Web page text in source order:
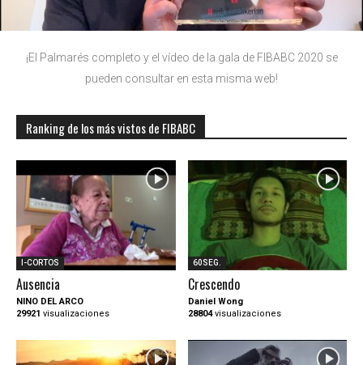
¡El Palmarés completo y el vídeo de la gala de FIBABC 2020 se
pueden consultar en esta misma web!
Ranking de los más vistos de FIBABC
I-CORTOS
Ausencia
NINO DEL ARCO
29921 visualizaciones
60SEG.
Crescendo
Daniel Wong
28804visualizaciones